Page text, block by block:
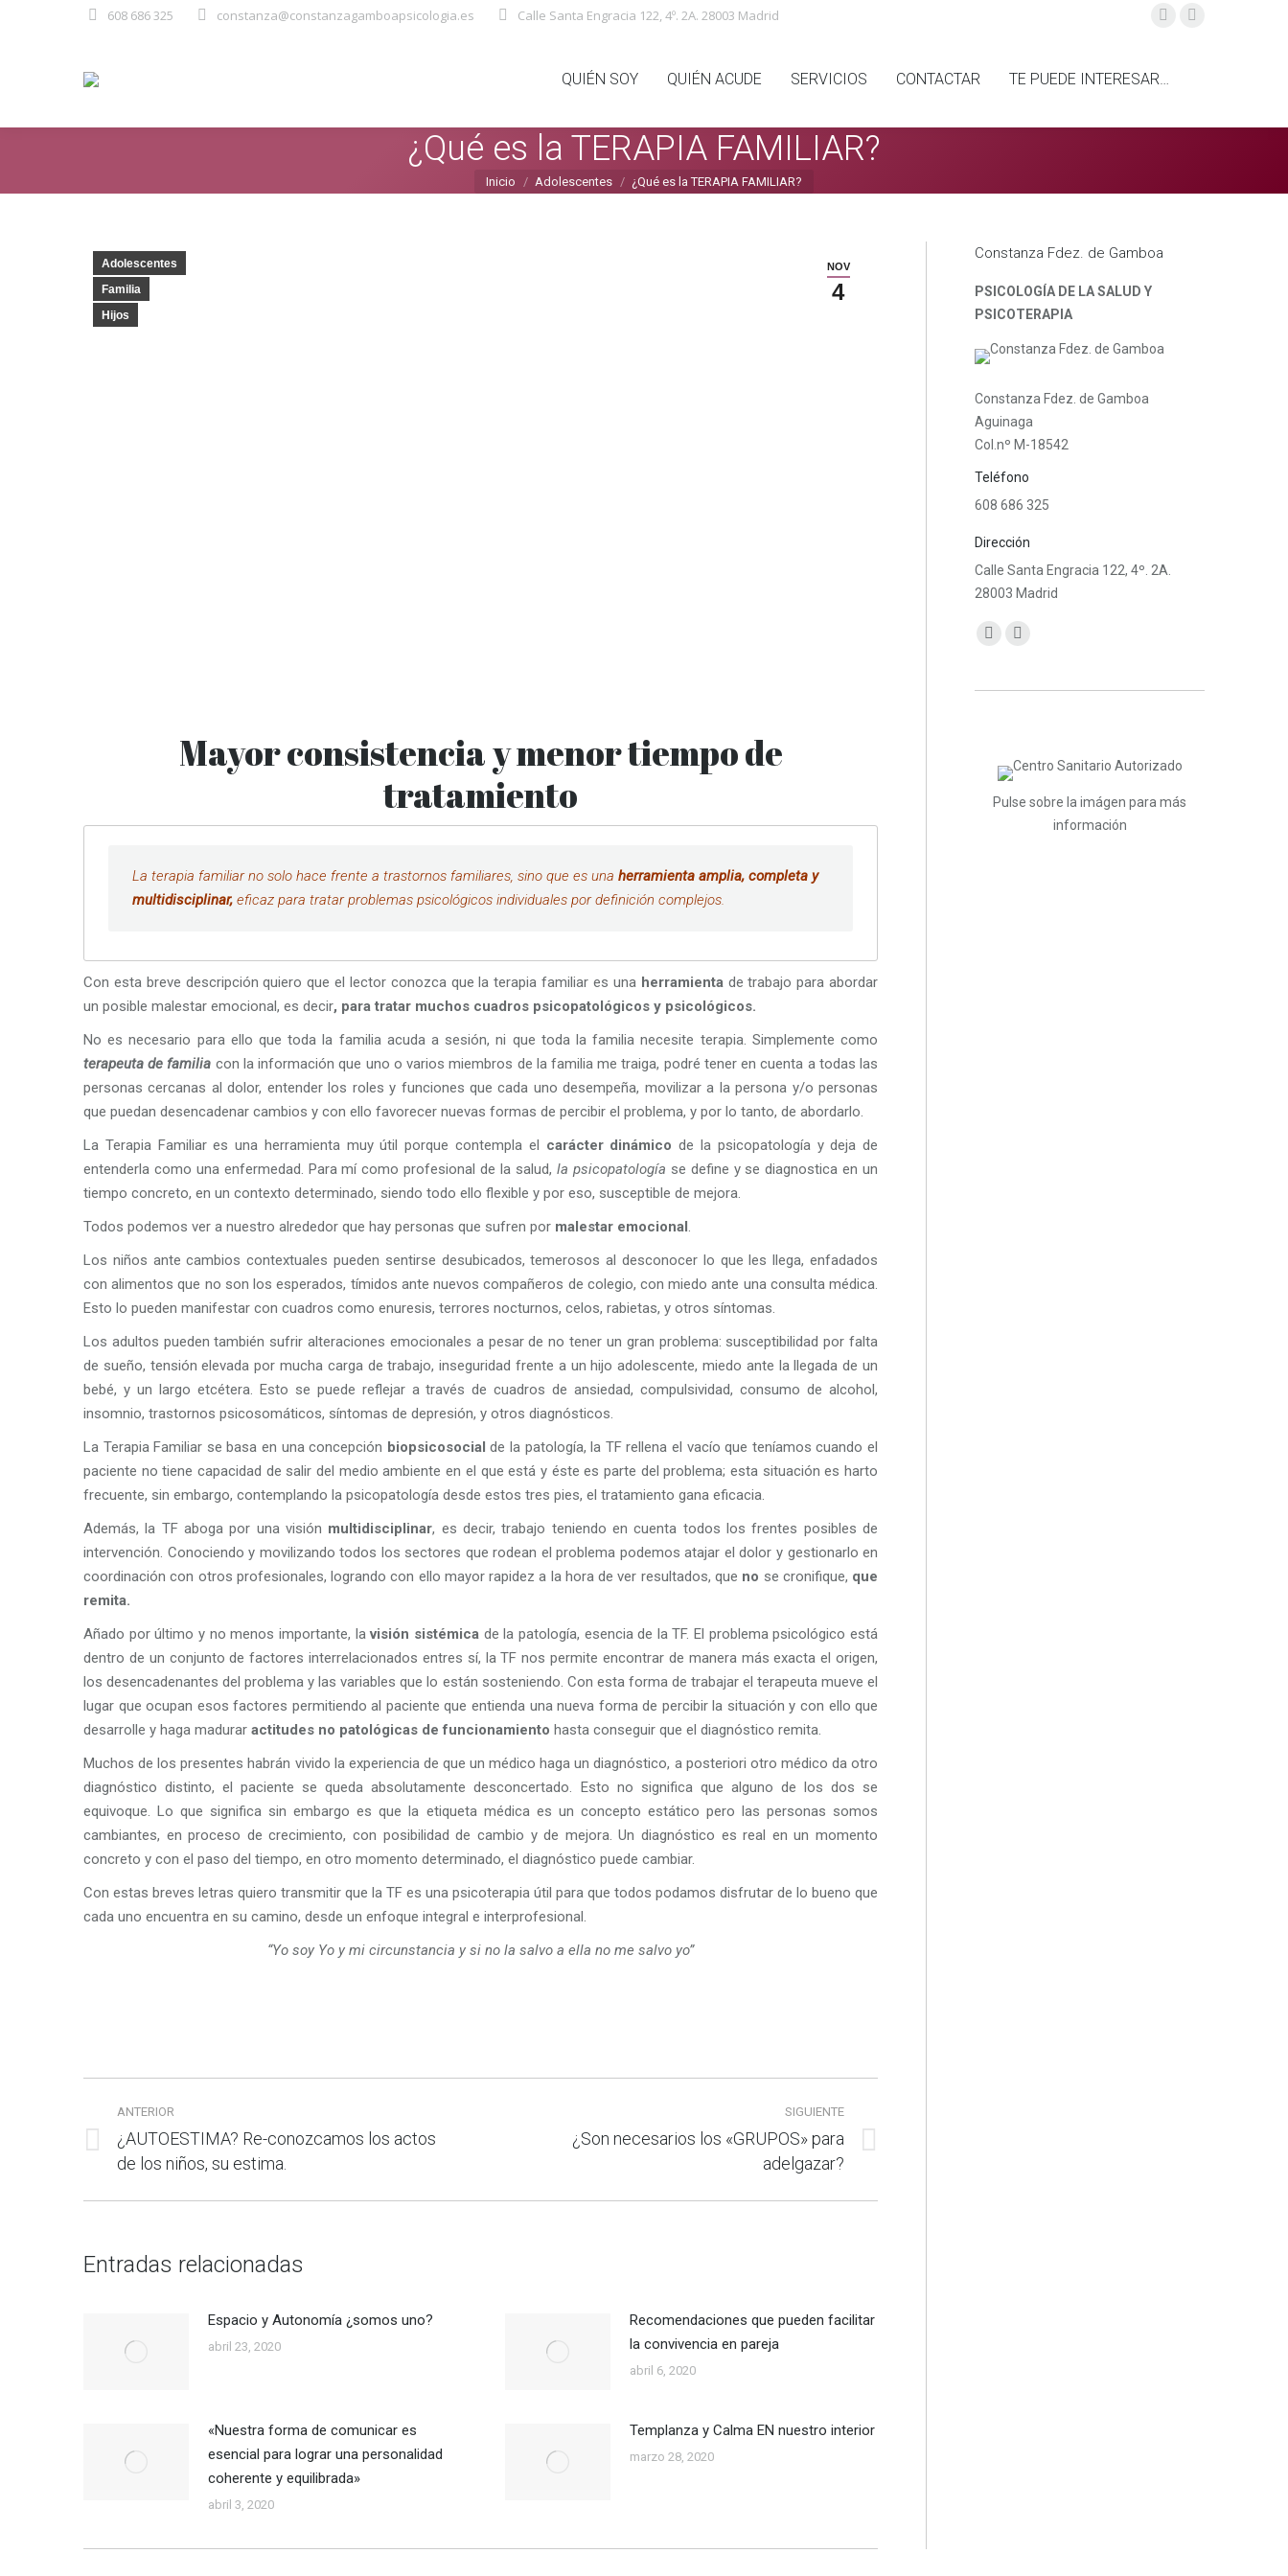
608 686 325 constanza@constanzagamboapsicologia.es Calle Santa Engracia 122, 4º. 2A. 28003 Madrid
newnew
QUIÉN SOY QUIÉN ACUDE SERVICIOS CONTACTAR TE PUEDE INTERESAR…
¿Qué es la TERAPIA FAMILIAR?
Estás aquí:
Inicio Adolescentes ¿Qué es la TERAPIA FAMILIAR?
NOV
4
Adolescentes
Familia
Hijos
Mayor consistencia y menor tiempo de
tratamiento
La terapia familiar no solo hace frente a trastornos familiares, sino que es una herramienta amplia, completa y
multidisciplinar, eficaz para tratar problemas psicológicos individuales por definición complejos.
Con esta breve descripción quiero que el lector conozca que la terapia familiar es una herramientade trabajo para abordar
un posible malestar emocional, es decir, para tratar muchos cuadros psicopatológicos y psicológicos.
No es necesario para ello que toda la familia acuda a sesión, ni que toda la familia necesite terapia. Simplemente como
terapeuta de familia con la información que uno o varios miembros de la familia me traiga, podré tener en cuenta a todas las
personas cercanas al dolor, entender los roles y funciones que cada uno desempeña, movilizar a la persona y/o personas
que puedan desencadenar cambios y con ello favorecer nuevas formas de percibir el problema, y por lo tanto, de abordarlo.
La Terapia Familiar es una herramienta muy útil porque contempla el carácter dinámico de la psicopatología y deja de
entenderla como una enfermedad. Para mí como profesional de la salud, la psicopatología se define y se diagnostica en un
tiempo concreto, en un contexto determinado, siendo todo ello flexible y por eso, susceptible de mejora.
Todos podemos ver a nuestro alrededor que hay personas que sufren por malestar emocional .
Los niños ante cambios contextuales pueden sentirse desubicados, temerosos al desconocer lo que les llega, enfadados
con alimentos que no son los esperados, tímidos ante nuevos compañeros de colegio, con miedo ante una consulta médica.
Esto lo pueden manifestar con cuadros como enuresis, terrores nocturnos, celos, rabietas, y otros síntomas.
Los adultos pueden también sufrir alteraciones emocionales a pesar de no tener un gran problema: susceptibilidad por falta
de sueño, tensión elevada por mucha carga de trabajo, inseguridad frente a un hijo adolescente, miedo ante la llegada de un
bebé, y un largo etcétera. Esto se puede reflejar a través de cuadros de ansiedad, compulsividad, consumo de alcohol,
insomnio, trastornos psicosomáticos, síntomas de depresión, y otros diagnósticos.
La Terapia Familiar se basa en una concepción biopsicosocial de la patología, la TF rellena el vacío que teníamos cuando el
paciente no tiene capacidad de salir del medio ambiente en el que está y éste es parte del problema; esta situación es harto
frecuente, sin embargo, contemplando la psicopatología desde estos tres pies, el tratamiento gana eficacia.
Además, la TF aboga por una visión multidisciplinar, es decir, trabajo teniendo en cuenta todos los frentes posibles de
intervención. Conociendo y movilizando todos los sectores que rodean el problema podemos atajar el dolor y gestionarlo en
coordinación con otros profesionales, logrando con ello mayor rapidez a la hora de ver resultados, que no se cronifique, que
remita.
Añado por último y no menos importante, lavisión sistémicade la patología, esencia de la TF. El problema psicológico está
dentro de un conjunto de factores interrelacionados entres sí, la TF nos permite encontrar de manera más exacta el origen,
los desencadenantes del problema y las variables que lo están sosteniendo. Con esta forma de trabajar el terapeuta mueve el
lugar que ocupan esos factores permitiendo al paciente que entienda una nueva forma de percibir la situación y con ello que
desarrolle y haga madurar actitudes no patológicas de funcionamiento hasta conseguir que el diagnóstico remita.
Muchos de los presentes habrán vivido la experiencia de que un médico haga un diagnóstico, a posteriori otro médico da otro
diagnóstico distinto, el paciente se queda absolutamente desconcertado. Esto no significa que alguno de los dos se
equivoque. Lo que significa sin embargo es que la etiqueta médica es un concepto estático pero las personas somos
cambiantes, en proceso de crecimiento, con posibilidad de cambio y de mejora. Un diagnóstico es real en un momento
concreto y con el paso del tiempo, en otro momento determinado, el diagnóstico puede cambiar.
Con estas breves letras quiero transmitir que la TF es una psicoterapia útil para que todos podamos disfrutar de lo bueno que
cada uno encuentra en su camino, desde un enfoque integral e interprofesional.
“Yo soy Yo y mi circunstancia y si no la salvo a ella no me salvo yo”
Navegación
entre
publicaciones
ANTERIOR
Publicación
anterior:
¿AUTOESTIMA? Re-conozcamos los actos
de los niños, su estima.
SIGUIENTE
Publicación
¿Son necesarios los «GRUPOS» para
adelgazar?
Entradas relacionadas
Espacio y Autonomía ¿somos uno?
abril 23, 2020
Recomendaciones que pueden facilitar
la convivencia en pareja
abril 6, 2020
«Nuestra forma de comunicar es
esencial para lograr una personalidad
coherente y equilibrada»
abril 3, 2020
Templanza y Calma EN nuestro interior
marzo 28, 2020
Constanza Fdez. de Gamboa
PSICOLOGÍA DE LA SALUD Y
PSICOTERAPIA
Constanza Fdez. de Gamboa
Aguinaga
Col.nº M-18542
Teléfono
608 686 325
Dirección
Calle Santa Engracia 122, 4º. 2A.
28003 Madrid
Encuéntranos en:
opens
window
opens
window
Pulse sobre la imágen para más
información